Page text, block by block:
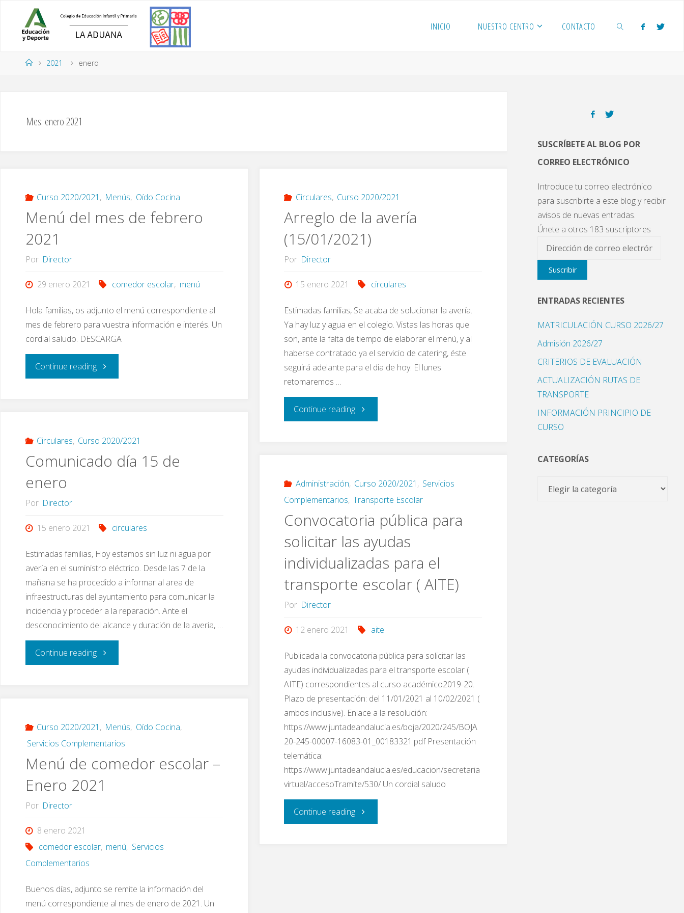
contenido
INICIO NUESTRO CENTRO CONTACTO
Página2021 enero
Mes: enero 2021
Curso 2020/2021 , Menús, Oído Cocina
Menú del mes de febrero
2021
Por Director
29 enero 2021 comedor escolar, menú
Hola familias, os adjunto el menú correspondiente al
mes de febrero para vuestra información e interés. Un
cordial saludo. DESCARGA
Continue reading"Menú
de
febrero
Circulares, Curso 2020/2021
Arreglo de la avería
(15/01/2021)
Por Director
15 enero 2021 circulares
Estimadas familias, Se acaba de solucionar la avería.
Ya hay luz y agua en el colegio. Vistas las horas que
son, ante la falta de tiempo de elaborar el menú, y al
haberse contratado ya el servicio de catering, éste
seguirá adelante para el dia de hoy. El lunes
retomaremos …
Continue reading"Arreglo
avería
(15/01/2021)"
Circulares, Curso 2020/2021
Comunicado día 15 de
enero
Por Director
15 enero 2021 circulares
Estimadas familias, Hoy estamos sin luz ni agua por
avería en el suministro eléctrico. Desde las 7 de la
mañana se ha procedido a informar al area de
infraestructuras del ayuntamiento para comunicar la
incidencia y proceder a la reparación. Ante el
desconocimiento del alcance y duración de la averia, …
Continue reading"Comunicado
de
enero"
Administración, Curso 2020/2021 , Servicios
Complementarios, Transporte Escolar
Convocatoria pública para
solicitar las ayudas
individualizadas para el
transporte escolar ( AITE)
Por Director
12 enero 2021 aite
Publicada la convocatoria pública para solicitar las
ayudas individualizadas para el transporte escolar (
AITE) correspondientes al curso académico2019-20.
Plazo de presentación: del 11/01/2021 al 10/02/2021 (
ambos inclusive). Enlace a la resolución:
https://www.juntadeandalucia.es/boja/2020/245/BOJA
20-245-00007-16083-01_00183321.pdf Presentación
telemática:
https://www.juntadeandalucia.es/educacion/secretaria
virtual/accesoTramite/530/ Un cordial saludo
Continue reading"Convocatoria
Curso 2020/2021 , Menús, Oído Cocina,
Servicios Complementarios
Menú de comedor escolar –
Enero 2021
Por Director
8 enero 2021
comedor escolar, menú, Servicios
Complementarios
Buenos días, adjunto se remite la información del
menú correspondiente al mes de enero de 2021. Un
SUSCRÍBETE AL BLOG POR
CORREO ELECTRÓNICO
Introduce tu correo electrónico
para suscribirte a este blog y recibir
avisos de nuevas entradas.
Únete a otros 183 suscriptores
Dirección
de
correo
Suscribir
ENTRADAS RECIENTES
MATRICULACIÓN CURSO 2026/27
Admisión 2026/27
CRITERIOS DE EVALUACIÓN
ACTUALIZACIÓN RUTAS DE
TRANSPORTE
INFORMACIÓN PRINCIPIO DE
CURSO
CATEGORÍAS
Categorías